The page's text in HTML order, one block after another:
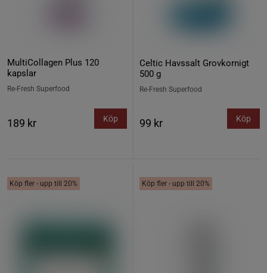
MultiCollagen Plus 120
kapslar
Re-Fresh Superfood
189 kr Köp
Celtic Havssalt Grovkornigt
500 g
Re-Fresh Superfood
99 kr Köp
Köp fler - upp till 20% Köp fler - upp till 20%